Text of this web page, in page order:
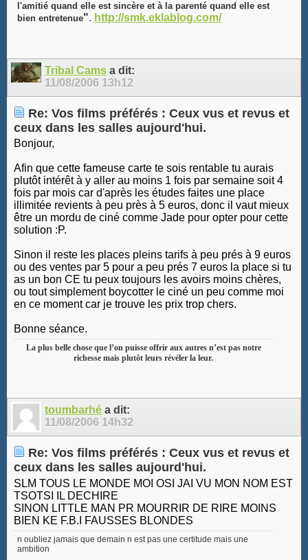
l'amitié quand elle est sincère et à la parenté quand elle est
bien entretenue". http://smk.eklablog.com/
Tribal Cams a dit:
11/08/2006 13h12
Re: Vos films préférés : Ceux vus et revus et
ceux dans les salles aujourd'hui.
Bonjour,
Afin que cette fameuse carte te sois rentable tu aurais
plutôt intérêt à y aller au moins 1 fois par semaine soit 4
fois par mois car d'après les études faites une place
illimitée revients à peu près à 5 euros, donc il vaut mieux
être un mordu de ciné comme Jade pour opter pour cette
solution :P.
Sinon il reste les places pleins tarifs à peu prés à 9 euros
ou des ventes par 5 pour a peu prés 7 euros la place si tu
as un bon CE tu peux toujours les avoirs moins chères,
ou tout simplement boycotter le ciné un peu comme moi
en ce moment car je trouve les prix trop chers.
Bonne séance.
La plus belle chose que l’on puisse offrir aux autres n’est pas notre
richesse mais plutôt leurs révéler la leur.
toumbarhé a dit:
11/08/2006 14h32
Re: Vos films préférés : Ceux vus et revus et
ceux dans les salles aujourd'hui.
SLM TOUS LE MONDE MOI OSI JAI VU MON NOM EST
TSOTSI IL DECHIRE
SINON LITTLE MAN PR MOURRIR DE RIRE MOINS
BIEN KE F.B.I FAUSSES BLONDES
n oubliez jamais que demain n est pas une certitude mais une
ambition